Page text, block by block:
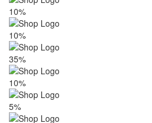
10%
10%
35%
10%
5%